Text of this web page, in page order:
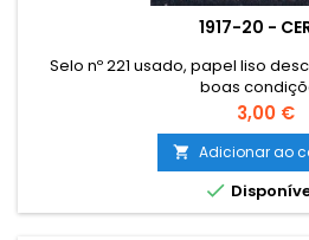
1917-20 -
Selo nº 221 usado, papel liso
boas
Preço
3,00 €
 Adicionar ao
